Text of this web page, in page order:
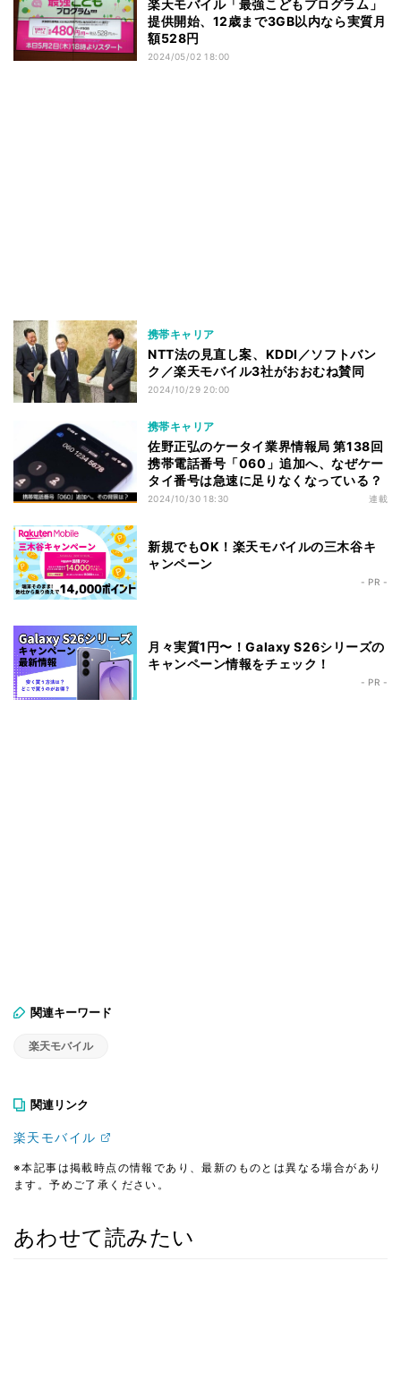
楽天モバイル「最強こどもプログラム」
提供開始、12歳まで3GB以内なら実質月
額528円
2024/05/02 18:00
携帯キャリア
NTT法の見直し案、KDDI／ソフトバン
ク／楽天モバイル3社がおおむね賛同
2024/10/29 20:00
携帯キャリア
佐野正弘のケータイ業界情報局 第138回
携帯電話番号「060」追加へ、なぜケー
タイ番号は急速に足りなくなっている？
2024/10/30 18:30 連載
新規でもOK！楽天モバイルの三木谷キ
ャンペーン
- PR -
月々実質1円〜！Galaxy S26シリーズの
キャンペーン情報をチェック！
- PR -
関連キーワード
楽天モバイル
関連リンク
楽天モバイル
※本記事は掲載時点の情報であり、最新のものとは異なる場合があり
ます。予めご了承ください。
あわせて読みたい